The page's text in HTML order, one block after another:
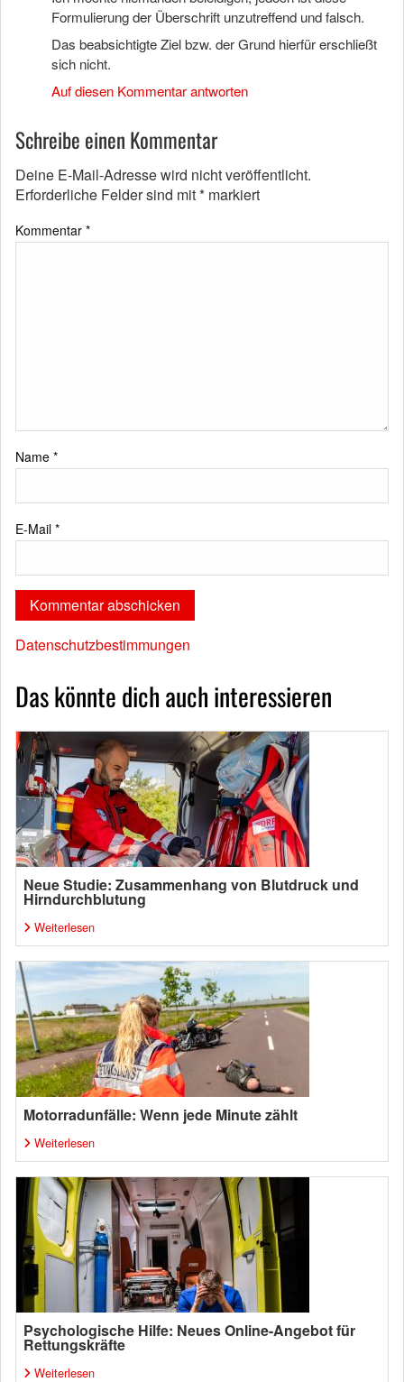
Formulierung der Überschrift unzutreffend und falsch.
Das beabsichtigte Ziel bzw. der Grund hierfür erschließt
sich nicht.
Auf diesen Kommentar antworten
Schreibe einen Kommentar
Deine E-Mail-Adresse wird nicht veröffentlicht.
Erforderliche Felder sind mit* markiert
Kommentar *
Name *
E-Mail *
Datenschutzbestimmungen
Das könnte dich auch interessieren
Neue Studie: Zusammenhang von Blutdruck und
Hirndurchblutung
Weiterlesen
Motorradunfälle: Wenn jede Minute zählt
Weiterlesen
Psychologische Hilfe: Neues Online-Angebot für
Rettungskräfte
Weiterlesen